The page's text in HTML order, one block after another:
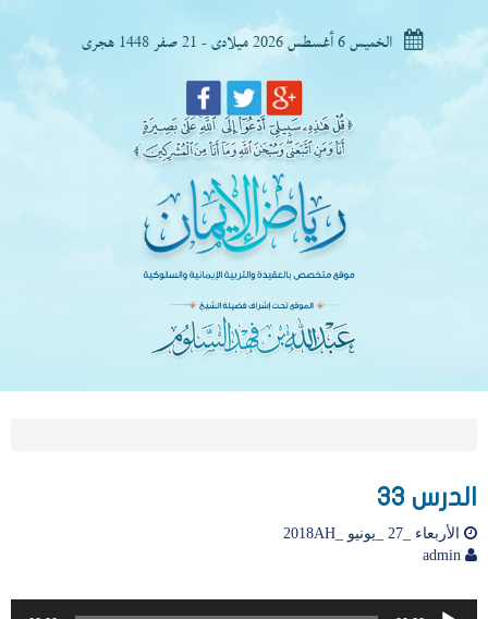
الخميس 6 أغسطس 2026 ميلادى - 21 صفر 1448 هجرى
الدرس 33
الأربعاء _27 _يونيو _2018AH
مشغل